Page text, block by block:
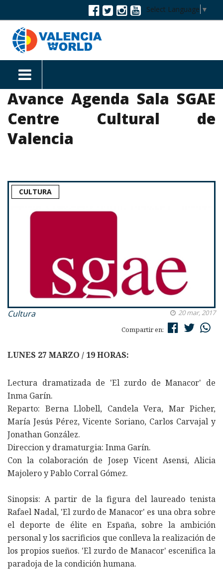
Select Language ▼
Avance Agenda Sala SGAE
Centre Cultural de
Valencia
CULTURA
Cultura
20 mar, 2017
Compartir en:
LUNES 27 MARZO / 19 HORAS:
Lectura dramatizada de 'El zurdo de Manacor' de
Inma Garín.
Reparto: Berna Llobell, Candela Vera, Mar Picher,
María Jesús Pérez, Vicente Soriano, Carlos Carvajal y
Jonathan González.
Direccion y dramaturgia: Inma Garín.
Con la colaboración de Josep Vicent Asensi, Alicia
Majolero y Pablo Corral Gómez.
Sinopsis: A partir de la figura del laureado tenista
Rafael Nadal, 'El zurdo de Manacor' es una obra sobre
el deporte de élite en España, sobre la ambición
personal y los sacrificios que conlleva la realización de
los propios sueños. 'El zurdo de Manacor' escenifica la
paradoja de la condición humana.